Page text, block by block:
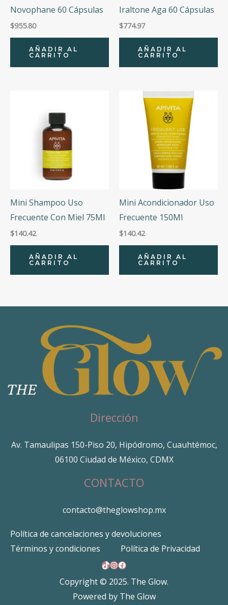
Novophane 60 Cápsulas
$955.80
AÑADIR AL
CARRITO
Iraltone Aga 60 Cápsulas
$774.97
AÑADIR AL
CARRITO
Mini Shampoo Uso
Frecuente Con Miel 75Ml
$140.42
AÑADIR AL
CARRITO
Mini Acondicionador Uso
Frecuente 150Ml
$140.42
AÑADIR AL
CARRITO
Dirección
Av. Tamaulipas 150-Piso 20, Hipódromo, Cuauhtémoc,
06100 Ciudad de México, CDMX
CONTACTO
contacto@theglowshop.mx
Política de cancelaciones y devoluciones
Términos y condiciones
Política de Privacidad
TikTok
Instagram
Facebook
Copyright © 2025. The Glow.
Powered by The Glow